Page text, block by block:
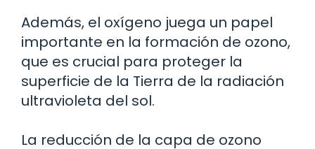
Además, el oxígeno juega un papel
importante en la formación de ozono,
que es crucial para proteger la
superficie de la Tierra de la radiación
ultravioleta del sol.
La reducción de la capa de ozono